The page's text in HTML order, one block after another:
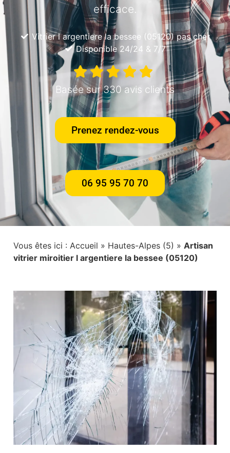
efficace.
Vitrier l argentiere la bessee (05120) pas cher
Disponible 24/24 & 7/7
Basée sur 330 avis clients
Prenez rendez-vous
06 95 95 70 70
Vous êtes ici : Accueil » Hautes-Alpes (5) » Artisan
vitrier miroitier l argentiere la bessee (05120)